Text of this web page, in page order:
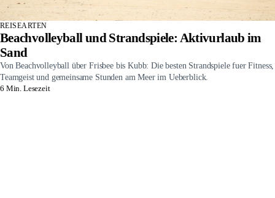
REISEARTEN
Beachvolleyball und Strandspiele: Aktivurlaub im
Sand
Von Beachvolleyball über Frisbee bis Kubb: Die besten Strandspiele fuer Fitness,
Teamgeist und gemeinsame Stunden am Meer im Ueberblick.
6 Min. Lesezeit